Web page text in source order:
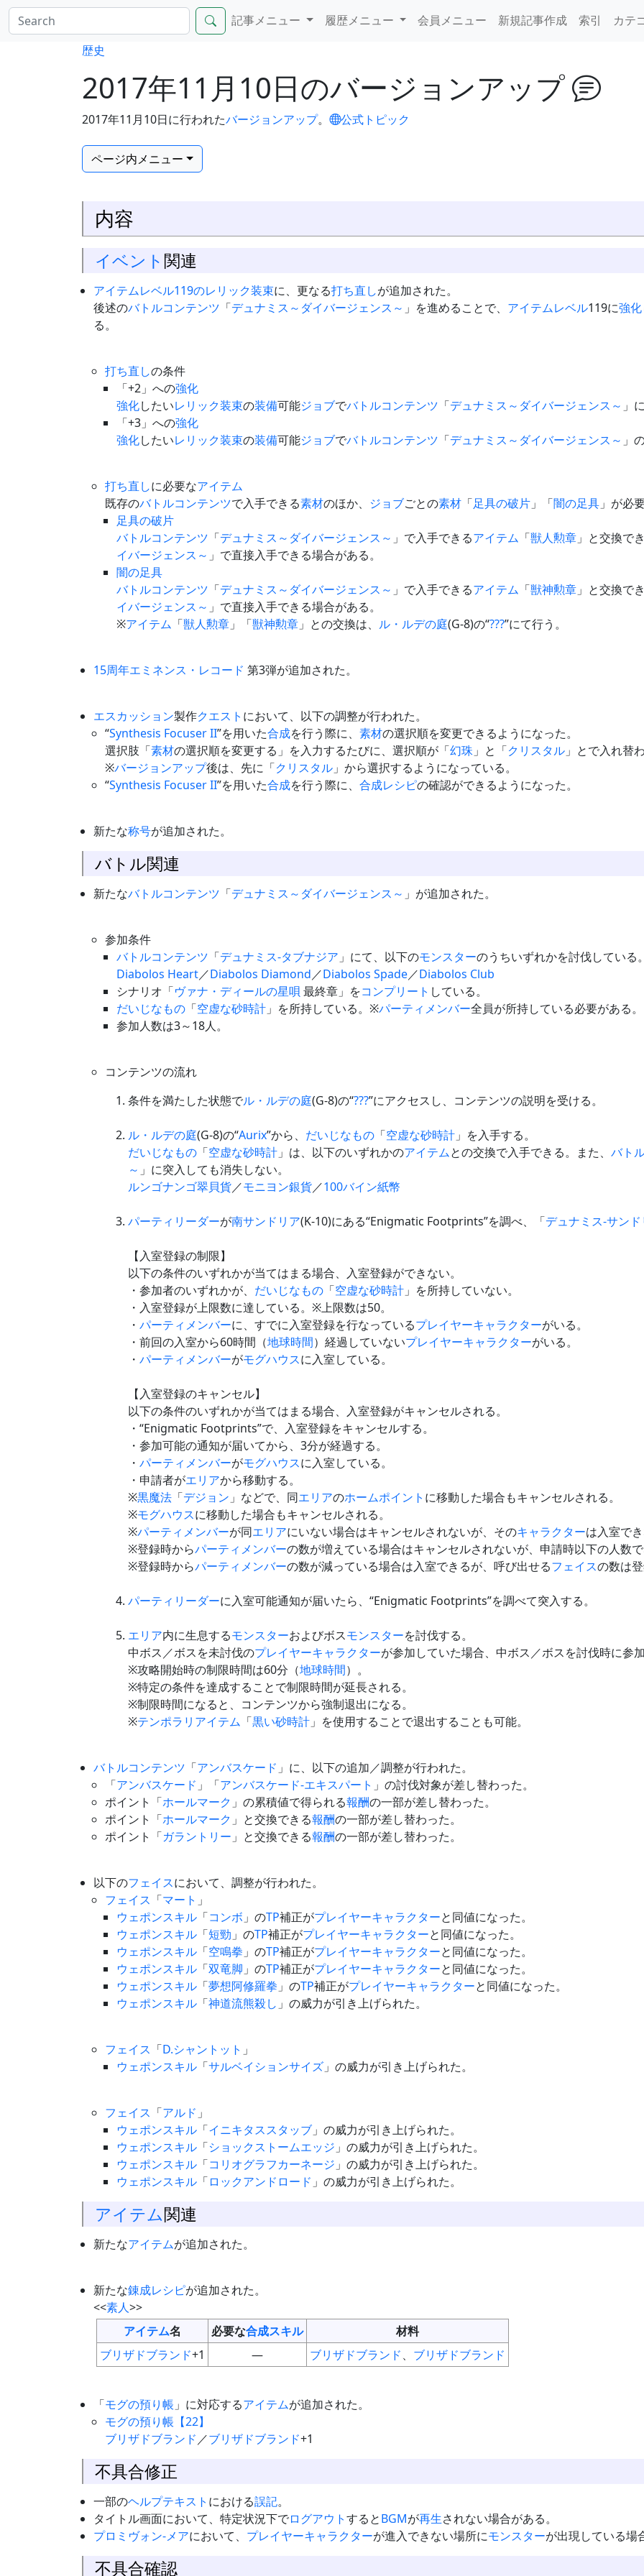
記事メニュー 履歴メニュー 会員メニュー 新規記事作成 索引 カテ
歴史
2017年11月10日のバージョンアップ
2017年11月10日に行われたバージョンアップ。 公式トピック
ページ内メニュー
内容
イベント 関連
アイテムレベル119のレリック装束に、更なる打ち直しが追加された。
後述のバトルコンテンツ 「デュナミス～ダイバージェンス～ 」を進めることで、 アイテムレベル119に強化
る。
打ち直しの条件
「+2」への強化
強化したいレリック装束の装備可能ジョブでバトルコンテンツ 「デュナミス～ダイバージェンス～ 」
「+3」への強化
強化したいレリック装束の装備可能ジョブでバトルコンテンツ 「デュナミス～ダイバージェンス～ 」
打ち直しに必要なアイテム
既存のバトルコンテンツで入手できる素材のほか、 ジョブごとの素材 「足具の破片 」「闇の足具 」が必
足具の破片
バトルコンテンツ 「デュナミス～ダイバージェンス～ 」で入手できるアイテム 「獣人勲章 」と交換で
イバージェンス～ 」で直接入手できる場合がある。
闇の足具
バトルコンテンツ 「デュナミス～ダイバージェンス～ 」で入手できるアイテム 「獣神勲章 」と交換で
イバージェンス～ 」で直接入手できる場合がある。
※アイテム 「獣人勲章 」「獣神勲章 」との交換は、 ル・ルデの庭(G-8)の“???”にて行う。
15周年エミネンス・レコード 第3弾が追加された。
エスカッション製作クエスト において、以下の調整が行われた。
“Synthesis Focuser II”を用いた合成を行う際に、 素材の選択順を変更できるようになった。
選択肢「素材の選択順を変更する」を入力するたびに、選択順が「幻珠 」と「クリスタル 」とで入れ替
※バージョンアップ後は、先に「クリスタル 」から選択するようになっている。
“Synthesis Focuser II”を用いた合成を行う際に、 合成レシピの確認ができるようになった。
新たな称号が追加された。
バトル関連
新たなバトルコンテンツ 「デュナミス～ダイバージェンス～ 」が追加された。
参加条件
バトルコンテンツ 「デュナミス-タブナジア 」にて、以下のモンスターのうちいずれかを討伐している。
Diabolos Heart／Diabolos Diamond／Diabolos Spade／Diabolos Club
シナリオ「ヴァナ・ディールの星唄 最終章」をコンプリート している。
だいじなもの 「空虚な砂時計 」を所持している。※パーティメンバー全員が所持している必要がある。
参加人数は3～18人。
コンテンツの流れ
条件を満たした状態でル・ルデの庭(G-8)の“???”にアクセスし、コンテンツの説明を受ける。
ル・ルデの庭(G-8)の“Aurix”から、 だいじなもの 「空虚な砂時計 」を入手する。
だいじなもの 「空虚な砂時計 」は、以下のいずれかのアイテムとの交換で入手できる。また、 バト
～ 」に突入しても消失しない。
ルンゴナンゴ翠貝貨／モニヨン銀貨／100バイン紙幣
パーティ リーダーが南サンドリア(K-10)にある“Enigmatic Footprints”を調べ、「デュナミス-サンド
【入室登録の制限】
以下の条件のいずれかが当てはまる場合、入室登録ができない。
・参加者のいずれかが、 だいじなもの 「空虚な砂時計 」を所持していない。
・入室登録が上限数に達している。※上限数は50。
・ パーティメンバーに、すでに入室登録を行なっているプレイヤーキャラクターがいる。
・前回の入室から60時間（地球時間）経過していないプレイヤーキャラクターがいる。
・ パーティメンバーがモグハウスに入室している。
【入室登録のキャンセル】
以下の条件のいずれかが当てはまる場合、入室登録がキャンセルされる。
・“Enigmatic Footprints”で、入室登録をキャンセルする。
・参加可能の通知が届いてから、3分が経過する。
・ パーティメンバーがモグハウスに入室している。
・申請者がエリアから移動する。
※黒魔法 「デジョン 」などで、同エリアのホームポイント に移動した場合もキャンセルされる。
※モグハウスに移動した場合もキャンセルされる。
※パーティメンバーが同エリアにいない場合はキャンセルされないが、そのキャラクターは入室でき
※登録時からパーティメンバーの数が増えている場合はキャンセルされないが、申請時以下の人数で
※登録時からパーティメンバーの数が減っている場合は入室できるが、呼び出せるフェイスの数は
パーティ リーダーに入室可能通知が届いたら、“Enigmatic Footprints”を調べて突入する。
エリア内に生息するモンスターおよびボスモンスターを討伐する。
中ボス／ボスを未討伐のプレイヤーキャラクターが参加していた場合、中ボス／ボスを討伐時に参
※攻略開始時の制限時間は60分（地球時間）。
※特定の条件を達成することで制限時間が延長される。
※制限時間になると、コンテンツから強制退出になる。
※テンポラリアイテム 「黒い砂時計 」を使用することで退出することも可能。
バトルコンテンツ 「アンバスケード 」に、以下の追加／調整が行われた。
「アンバスケード 」「アンバスケード-エキスパート 」の討伐対象が差し替わった。
ポイント「ホールマーク 」の累積値で得られる報酬の一部が差し替わった。
ポイント「ホールマーク 」と交換できる報酬の一部が差し替わった。
ポイント「ガラントリー 」と交換できる報酬の一部が差し替わった。
以下のフェイスにおいて、調整が行われた。
フェイス 「マート 」
ウェポンスキル 「コンボ 」のTP補正がプレイヤーキャラクターと同値になった。
ウェポンスキル 「短勁 」のTP補正がプレイヤーキャラクターと同値になった。
ウェポンスキル 「空鳴拳 」のTP補正がプレイヤーキャラクターと同値になった。
ウェポンスキル 「双竜脚 」のTP補正がプレイヤーキャラクターと同値になった。
ウェポンスキル 「夢想阿修羅拳 」のTP補正がプレイヤーキャラクターと同値になった。
ウェポンスキル 「神道流熊殺し 」の威力が引き上げられた。
フェイス 「D.シャントット 」
ウェポンスキル 「サルベイションサイズ 」の威力が引き上げられた。
フェイス 「アルド 」
ウェポンスキル 「イニキタススタッブ 」の威力が引き上げられた。
ウェポンスキル 「ショックストームエッジ 」の威力が引き上げられた。
ウェポンスキル 「コリオグラフカーネージ 」の威力が引き上げられた。
ウェポンスキル 「ロックアンドロード 」の威力が引き上げられた。
アイテム関連
新たなアイテムが追加された。
新たな錬成レシピが追加された。
<<素人>>
アイテム名 必要な合成スキル
材料
ブリザドブランド+1 — ブリザドブランド、 ブリザドブランド
「モグの預り帳 」に対応するアイテムが追加された。
モグの預り帳【22】
ブリザドブランド ／ブリザドブランド+1
不具合修正
一部のヘルプテキスト における誤記。
タイトル画面において、特定状況下でログアウトするとBGMが再生されない場合がある。
プロミヴォン-メアにおいて、 プレイヤーキャラクターが進入できない場所にモンスターが出現している場
不具合確認